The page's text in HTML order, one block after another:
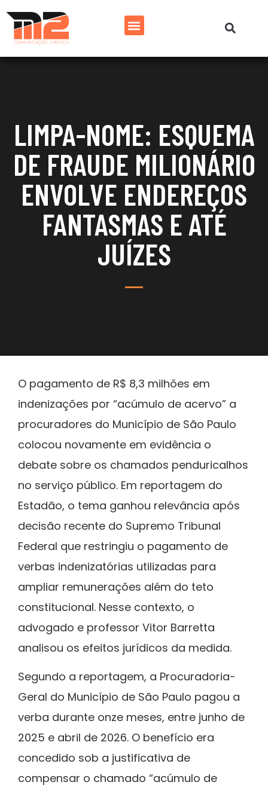
LIMPA-NOME: ESQUEMA
DE FRAUDE MILIONÁRIO
ENVOLVE ENDEREÇOS
FANTASMAS E ATÉ
JUÍZES
O pagamento de R$ 8,3 milhões em
indenizações por “acúmulo de acervo” a
procuradores do Município de São Paulo
colocou novamente em evidência o
debate sobre os chamados penduricalhos
no serviço público. Em reportagem do
Estadão, o tema ganhou relevância após
decisão recente do Supremo Tribunal
Federal que restringiu o pagamento de
verbas indenizatórias utilizadas para
ampliar remunerações além do teto
constitucional. Nesse contexto, o
advogado e professor Vitor Barretta
analisou os efeitos jurídicos da medida.
Segundo a reportagem, a Procuradoria-
Geral do Município de São Paulo pagou a
verba durante onze meses, entre junho de
2025 e abril de 2026. O benefício era
concedido sob a justificativa de
compensar o chamado “acúmulo de